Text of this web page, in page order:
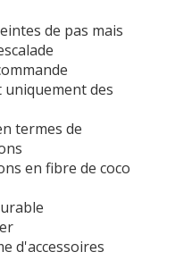
de pas mais
des
termes de
en fibre de coco
d'accessoires